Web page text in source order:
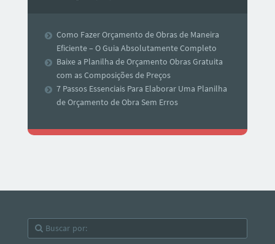
Como Fazer Orçamento de Obras de Maneira
Eficiente – O Guia Absolutamente Completo
Baixe a Planilha de Orçamento Obras Gratuita
com as Composições de Preços
7 Passos Essenciais Para Elaborar Uma Planilha
de Orçamento de Obra Sem Erros